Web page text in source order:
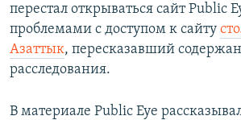
перестал открываться сайт Public
проблемами с доступом к сайту
Азаттык, пересказавший
расследования.
В материале Public Eye